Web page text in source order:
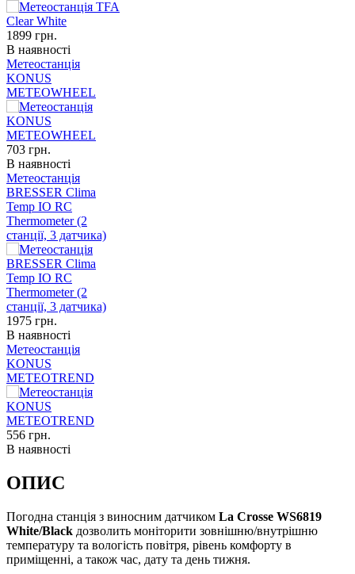
1899 грн.
В наявності
Метеостанція
KONUS
METEOWHEEL
703 грн.
В наявності
Метеостанція
BRESSER Clima
Temp IO RC
Thermometer (2
станції, 3 датчика)
1975 грн.
В наявності
Метеостанція
KONUS
METEOTREND
556 грн.
В наявності
ОПИС
Погодна станція з виносним датчиком La Crosse WS6819
White/Black дозволить моніторити зовнішню/внутрішню
температуру та вологість повітря, рівень комфорту в
приміщенні, а також час, дату та день тижня.